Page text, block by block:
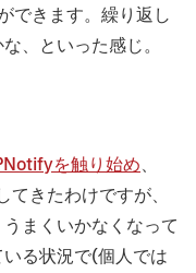
できます。繰り返し
、といった感じ。
を触り始め、
きたわけですが、
まくいかなくなって
る状況で(個人では